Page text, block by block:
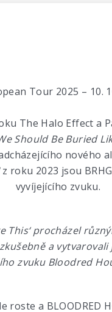
Tour 2025 – 10.
The Halo Effect a
Should Be Buried
nového
z roku 2023 jsou
vyvíjejícího zvuku.
This‘ procházel
a
zvuku Bloodred
a BLOODRED